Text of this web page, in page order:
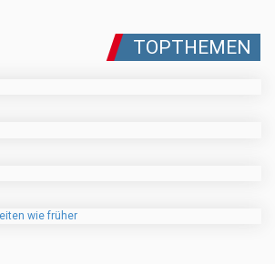
TOPTHEMEN